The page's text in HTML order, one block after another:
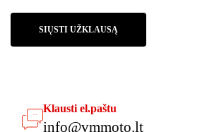
SIŲSTI UŽKLAUSĄ
Klausti el.paštu
info@vmmoto.lt